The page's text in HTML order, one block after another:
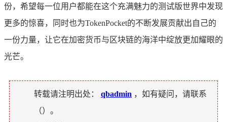
份，希望每一位用户都能在这个充满魅力的测试版世界中发现
更多的惊喜，同时也为TokenPocket的不断发展贡献出自己的
一份力量，让它在加密货币与区块链的海洋中绽放更加耀眼的
光芒。
转载请注明出处： qbadmin ，如有疑问，请联系
（）。